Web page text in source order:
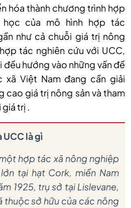
hóa thành chương trình hợp
của mô hình hợp tác
như cả chuỗi giá trị nông
tác nghiên cứu với UCC,
hướng vào những vấn đề
xã Việt Nam đang cần giải
cao giá trị nông sản và tham
trị .
UCC là gì
hợp tác xã nông nghiệp
tại hạt Cork, miền Nam
1925, trụ sở tại Lislevane,
thuộc sở hữu của các nông